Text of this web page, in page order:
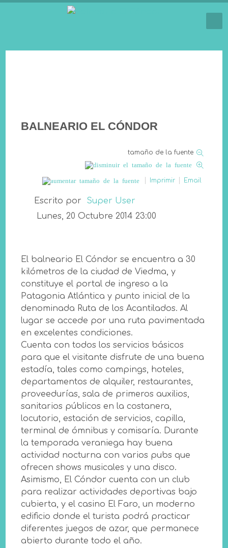
BALNEARIO EL CÓNDOR
tamaño de la fuente
Imprimir Email
Escrito por Super User
Lunes, 20 Octubre 2014 23:00
El balneario El Cóndor se encuentra a 30
kilómetros de la ciudad de Viedma, y
constituye el portal de ingreso a la
Patagonia Atlántica y punto inicial de la
denominada Ruta de los Acantilados. Al
lugar se accede por una ruta pavimentada
en excelentes condiciones.
Cuenta con todos los servicios básicos
para que el visitante disfrute de una buena
estadía, tales como campings, hoteles,
departamentos de alquiler, restaurantes,
proveedurías, sala de primeros auxilios,
sanitarios públicos en la costanera,
locutorio, estación de servicios, capilla,
terminal de ómnibus y comisaría. Durante
la temporada veraniega hay buena
actividad nocturna con varios pubs que
ofrecen shows musicales y una disco.
Asimismo, El Cóndor cuenta con un club
para realizar actividades deportivas bajo
cubierta, y el casino El Faro, un moderno
edificio donde el turista podrá practicar
diferentes juegos de azar, que permanece
abierto durante todo el año.